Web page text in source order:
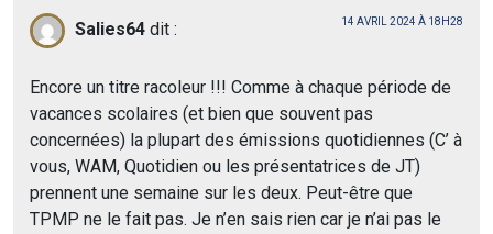
Salies64 dit : 14 AVRIL 2024 À 18H28
Encore un titre racoleur !!! Comme à chaque période de
vacances scolaires (et bien que souvent pas
concernées) la plupart des émissions quotidiennes (C’ à
vous, WAM, Quotidien ou les présentatrices de JT)
prennent une semaine sur les deux. Peut-être que
TPMP ne le fait pas. Je n’en sais rien car je n’ai pas le